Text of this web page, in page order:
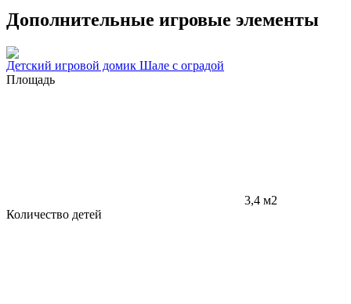
Дополнительные игровые элементы
Детский игровой домик Шале с оградой
Площадь
3,4 м2
Количество детей